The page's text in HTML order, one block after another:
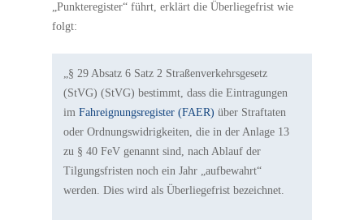
„Punkteregister“ führt, erklärt die Überliegefrist wie
folgt:
„§ 29 Absatz 6 Satz 2 Straßenverkehrsgesetz
(StVG) (StVG) bestimmt, dass die Eintragungen
im Fahreignungsregister (FAER) über Straftaten
oder Ordnungswidrigkeiten, die in der Anlage 13
zu § 40 FeV genannt sind, nach Ablauf der
Tilgungsfristen noch ein Jahr „aufbewahrt“
werden. Dies wird als Überliegefrist bezeichnet.